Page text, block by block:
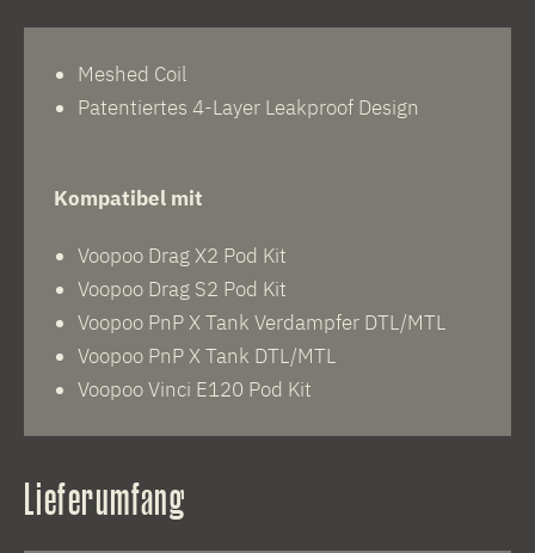
Meshed Coil
Patentiertes 4-Layer Leakproof Design
Kompatibel mit
Voopoo Drag X2 Pod Kit
Voopoo Drag S2 Pod Kit
Voopoo PnP X Tank Verdampfer DTL/MTL
Voopoo PnP X Tank DTL/MTL
Voopoo Vinci E120 Pod Kit
Lieferumfang